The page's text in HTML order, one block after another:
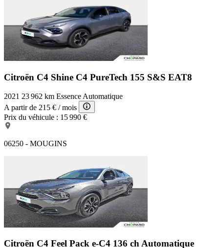
Citroën C4 Shine C4 PureTech 155 S&S EAT8
2021 23 962 km Essence Automatique
A partir de 215 € / mois
Prix du véhicule : 15 990 €
06250 - MOUGINS
Citroën C4 Feel Pack e-C4 136 ch Automatique